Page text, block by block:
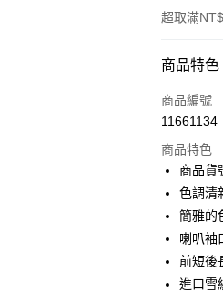
超取滿
付款方式
信用卡一
3 期
合作金
華南商
國泰世
臺灣中
匯豐（
LINE Pay
街口支付
商品特色
商品編號
11661134
商品特色
商品貨
色調清
簡雅的
喇叭袖
前短後
進口雪